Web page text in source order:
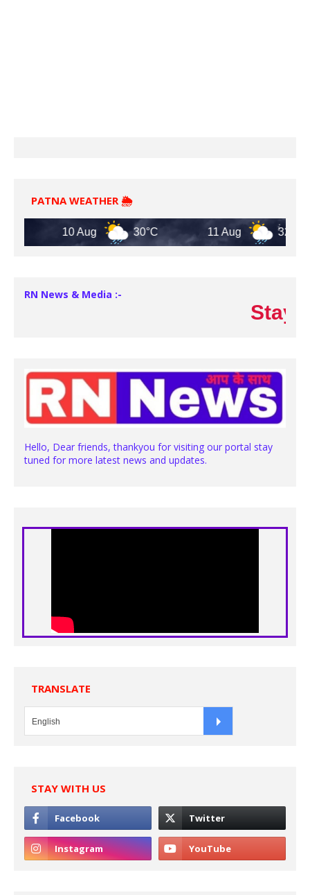
PATNA WEATHER 🌦️
30°C 32°C
RN News & Media :-
Stay
Hello, Dear friends, thankyou for visiting our portal stay
tuned for more latest news and updates.
TRANSLATE
STAY WITH US